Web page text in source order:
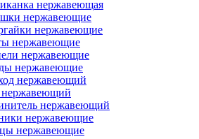
нержавеющая
нержавеющие
нержавеющие
нержавеющие
нержавеющие
нержавеющие
нержавеющий
нержавеющий
нержавеющие
нержавеющие